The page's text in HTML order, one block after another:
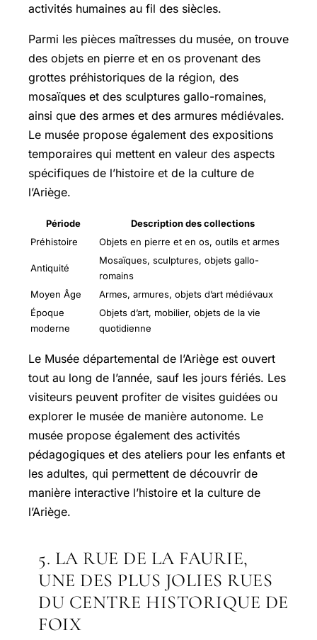
activités humaines au fil des siècles.
Parmi les pièces maîtresses du musée, on trouve
des objets en pierre et en os provenant des
grottes préhistoriques de la région, des
mosaïques et des sculptures gallo-romaines,
ainsi que des armes et des armures médiévales.
Le musée propose également des expositions
temporaires qui mettent en valeur des aspects
spécifiques de l’histoire et de la culture de
l’Ariège.
Période
Description des collections
Préhistoire
Objets en pierre et en os, outils et armes
Antiquité
Mosaïques, sculptures, objets gallo-
romains
Moyen Âge
Armes, armures, objets d’art médiévaux
Époque
moderne
Objets d’art, mobilier, objets de la vie
quotidienne
Le Musée départemental de l’Ariège est ouvert
tout au long de l’année, sauf les jours fériés. Les
visiteurs peuvent profiter de visites guidées ou
explorer le musée de manière autonome. Le
musée propose également des activités
pédagogiques et des ateliers pour les enfants et
les adultes, qui permettent de découvrir de
manière interactive l’histoire et la culture de
l’Ariège.
5. LA RUE DE LA FAURIE,
UNE DES PLUS JOLIES RUES
DU CENTRE HISTORIQUE DE
FOIX